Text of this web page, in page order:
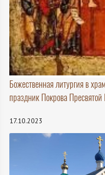
Божественная литургия в
праздник Покрова
17.10.2023